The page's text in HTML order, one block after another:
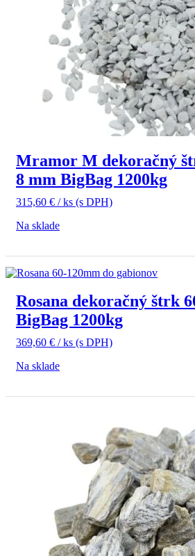
Mramor M dekoračný
8 mm BigBag 1200kg
315,60 € / ks (s DPH)
Na sklade
Rosana dekoračný štrk
BigBag 1200kg
369,60 € / ks (s DPH)
Na sklade